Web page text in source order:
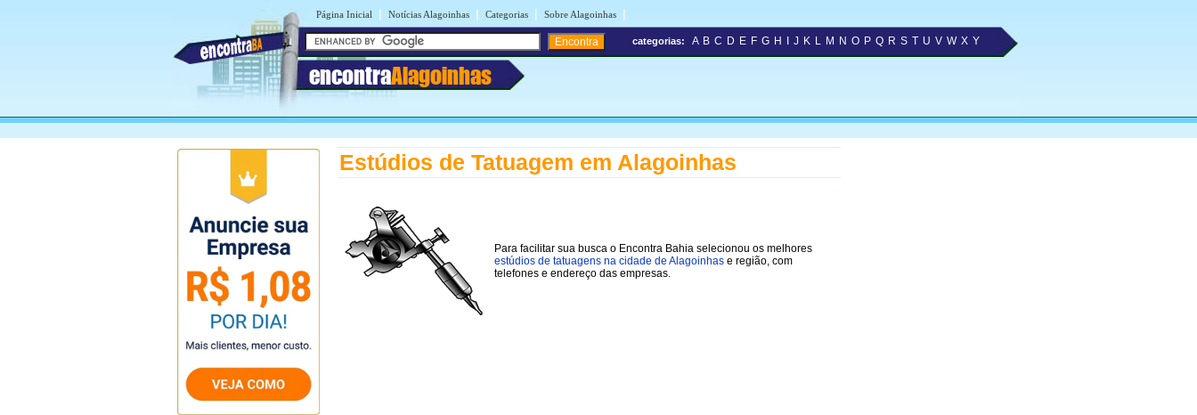
Página Inicial | Notícias Alagoinhas | Categorias | Sobre Alagoinhas |
encontraAlagoinhas
categorias: A B C D E F G H J K L M N O P Q R S T U V W X Y
Estúdios de Tatuagem em Alagoinhas
Para facilitar sua busca o Encontra Bahia selecionou os melhores
estúdios de tatuagens na cidade de Alagoinhas e região, com
telefones e endereço das empresas.